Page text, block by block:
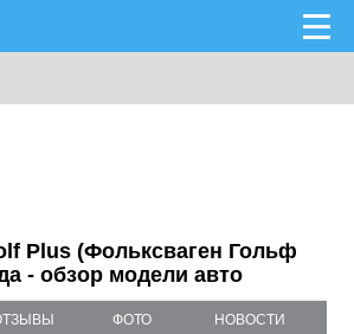
Plus (Фольксваген Гольф
- обзор модели авто
ФОТО НОВОСТИ